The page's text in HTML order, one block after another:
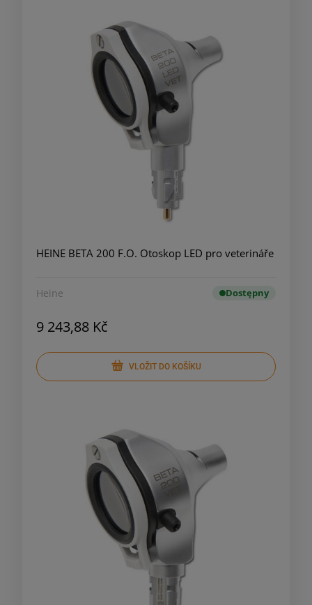
HEINE BETA 200 F.O. Otoskop LED pro veterináře
Heine Dostępny
9 243,88 Kč
VLOŽIT DO KOŠÍKU